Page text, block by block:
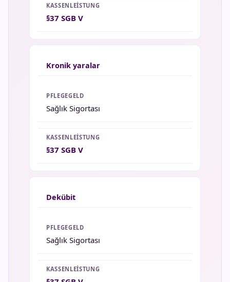
§37 SGB V
Kronik yaralar
Sağlık Sigortası
§37 SGB V
Dekübit
Sağlık Sigortası